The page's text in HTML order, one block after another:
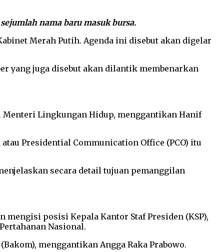
nama baru masuk bursa.
Merah Putih. Agenda ini disebut akan digelar
yang juga disebut akan dilantik membenarkan
Menteri Lingkungan Hidup, menggantikan Hanif
Presidential Communication Office (PCO) itu
secara detail tujuan pemanggilan
posisi Kepala Kantor Staf Presiden (KSP),
Nasional.
menggantikan Angga Raka Prabowo.